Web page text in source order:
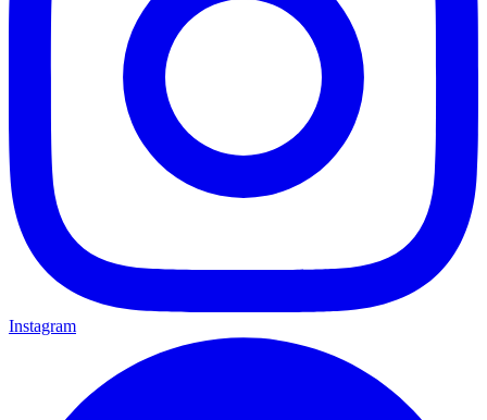
Instagram